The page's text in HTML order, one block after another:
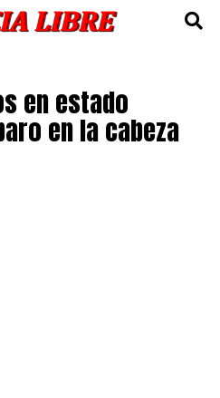
en estado
en la cabeza